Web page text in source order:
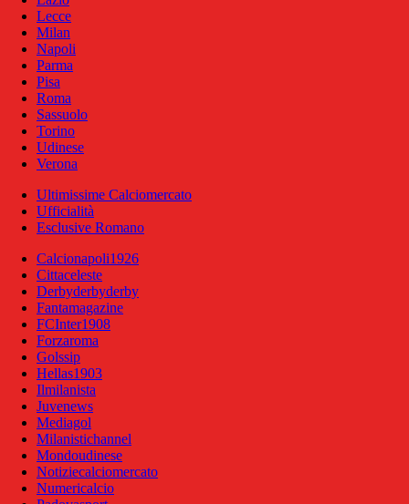
Lecce
Milan
Napoli
Parma
Pisa
Roma
Sassuolo
Torino
Udinese
Verona
Ultimissime Calciomercato
Ufficialità
Esclusive Romano
Calcionapoli1926
Cittaceleste
Derbyderbyderby
Fantamagazine
FCInter1908
Forzaroma
Golssip
Hellas1903
Ilmilanista
Juvenews
Mediagol
Milanistichannel
Mondoudinese
Notiziecalciomercato
Numericalcio